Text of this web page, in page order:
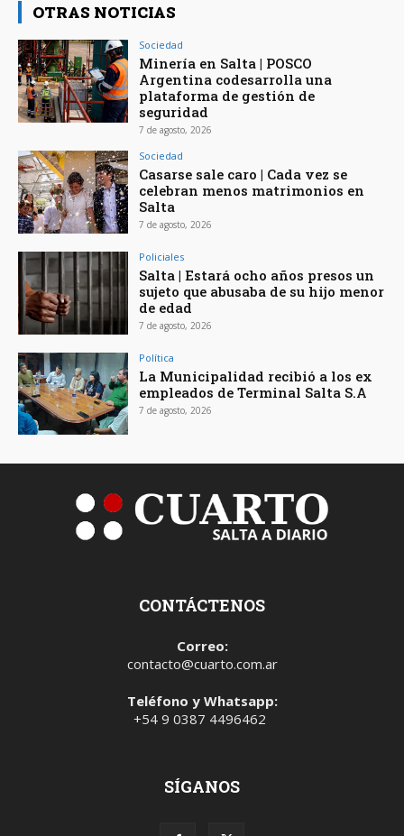
OTRAS NOTICIAS
Sociedad
Minería en Salta | POSCO
Argentina codesarrolla una
plataforma de gestión de
seguridad
7 de agosto, 2026
Sociedad
Casarse sale caro | Cada vez se
celebran menos matrimonios en
Salta
7 de agosto, 2026
Policiales
Salta | Estará ocho años presos un
sujeto que abusaba de su hijo menor
de edad
7 de agosto, 2026
Política
La Municipalidad recibió a los ex
empleados de Terminal Salta S.A
7 de agosto, 2026
CONTÁCTENOS
Correo:
contacto@cuarto.com.ar
Teléfono y Whatsapp:
+54 9 0387 4496462
SÍGANOS